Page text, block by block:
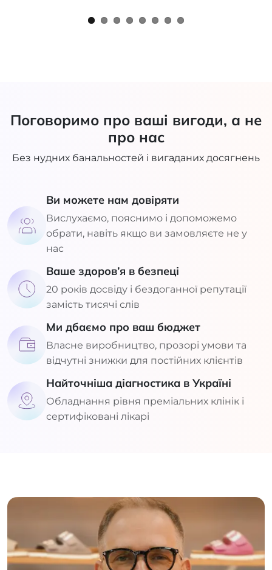
Поговоримо про ваші вигоди, а не
про нас
Без нудних банальностей і вигаданих досягнень
Ви можете нам довіряти
Вислухаємо, пояснимо і допоможемо
обрати, навіть якщо ви замовляєте не у
нас
Ваше здоров’я в безпеці
20 років досвіду і бездоганної репутації
замість тисячі слів
Ми дбаємо про ваш бюджет
Власне виробництво, прозорі умови та
відчутні знижки для постійних клієнтів
Найточніша діагностика в Україні
Обладнання рівня преміальних клінік і
сертифіковані лікарі